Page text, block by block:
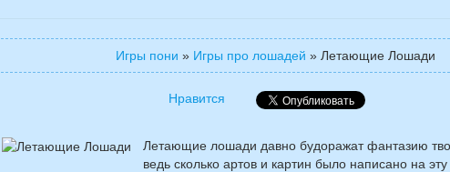
Игры пони » Игры про лошадей » Летающие Лошади
Нравится
Летающие лошади давно будоражат фантазию
ведь сколько артов и картин было написано на